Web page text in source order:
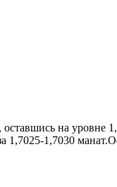
на уровне
1,7025-1,7030